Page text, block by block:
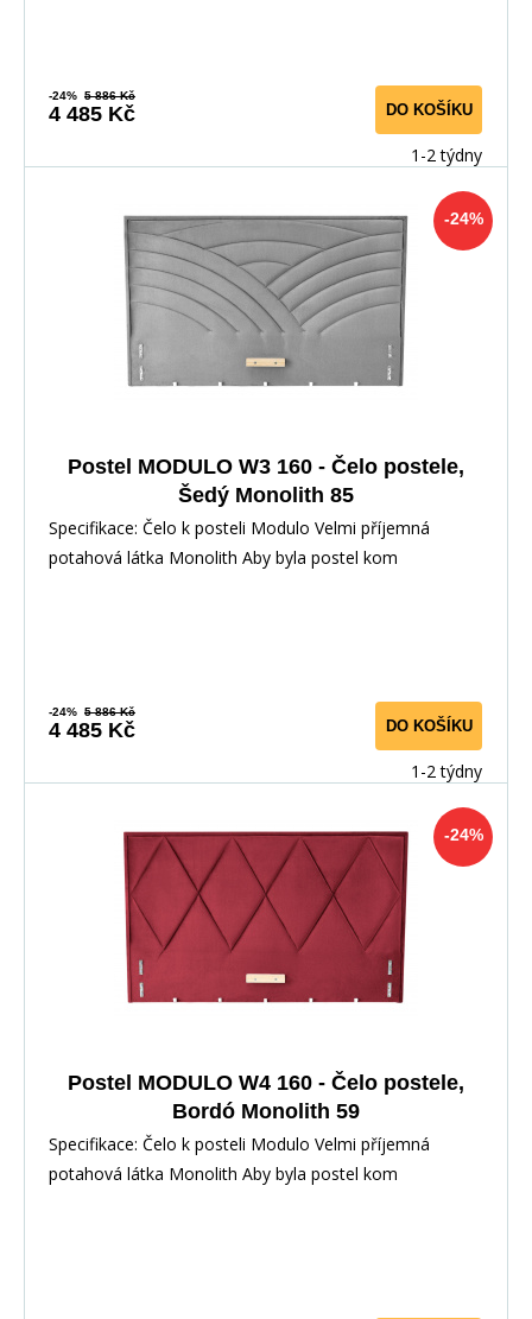
-24% 5 886 Kč
4 485 Kč DO KOŠÍKU
1-2 týdny
-24%
Postel MODULO W3 160 - Čelo postele,
Šedý Monolith 85
Specifikace: Čelo k posteli Modulo Velmi příjemná
potahová látka Monolith Aby byla postel kom
-24% 5 886 Kč
4 485 Kč DO KOŠÍKU
1-2 týdny
-24%
Postel MODULO W4 160 - Čelo postele,
Bordó Monolith 59
Specifikace: Čelo k posteli Modulo Velmi příjemná
potahová látka Monolith Aby byla postel kom